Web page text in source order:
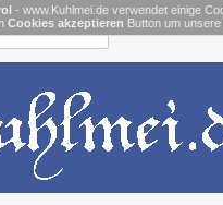
- www.Kuhlmei.de verwendet einige
Cookies akzeptieren Button um